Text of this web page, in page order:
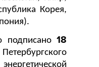
Корея,
подписано 18